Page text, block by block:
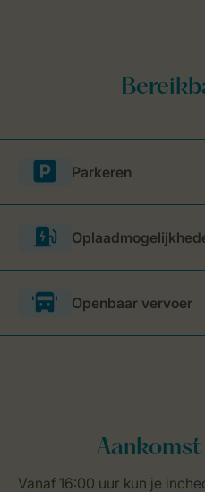
Parkeren
Openbaar vervoer